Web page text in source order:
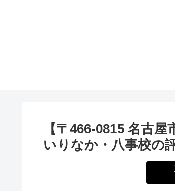
【〒466-0815 名古
いりなか・八事校の